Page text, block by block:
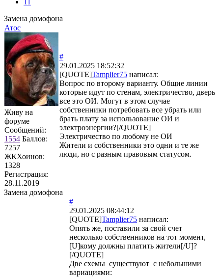
Замена домофона
Атос
Живу на
форуме
Сообщений:
1554 Баллов:
7257
ЖКХоинов:
1328
Регистрация:
28.11.2019
#
29.01.2025 18:52:32
[QUOTE]Tamplier75 написал:
Вопрос по второму варианту. Общие линии
которые идут по стенам, электричество, дверь
все это ОИ. Могут в этом случае
собственники потребовать все убрать или
брать плату за использование ОИ и
электроэнергии?[/QUOTE]
Электричество по любому не ОИ
Жители и собственники это одни и те же
люди, но с разным правовым статусом.
Замена домофона
#
29.01.2025 08:44:12
[QUOTE]Tamplier75 написал:
Опять же, поставили за свой счет
несколько собственников на тот момент,
[U]кому должны платить жители[/U]?
[/QUOTE]
Две схемы существуют с небольшими
вариациями: